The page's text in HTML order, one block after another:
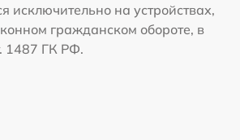
исключительно на устройствах,
гражданском обороте, в
1487 ГК РФ.